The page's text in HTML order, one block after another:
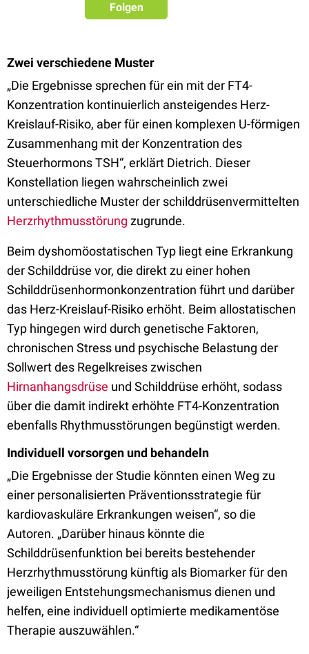
Folgen
Zwei verschiedene Muster
„Die Ergebnisse sprechen für ein mit der FT4-
Konzentration kontinuierlich ansteigendes Herz-
Kreislauf-Risiko, aber für einen komplexen U-förmigen
Zusammenhang mit der Konzentration des
Steuerhormons TSH“, erklärt Dietrich. Dieser
Konstellation liegen wahrscheinlich zwei
unterschiedliche Muster der schilddrüsenvermittelten
Herzrhythmusstörung zugrunde.
Beim dyshomöostatischen Typ liegt eine Erkrankung
der Schilddrüse vor, die direkt zu einer hohen
Schilddrüsenhormonkonzentration führt und darüber
das Herz-Kreislauf-Risiko erhöht. Beim allostatischen
Typ hingegen wird durch genetische Faktoren,
chronischen Stress und psychische Belastung der
Sollwert des Regelkreises zwischen
Hirnanhangsdrüse und Schilddrüse erhöht, sodass
über die damit indirekt erhöhte FT4-Konzentration
ebenfalls Rhythmusstörungen begünstigt werden.
Individuell vorsorgen und behandeln
„Die Ergebnisse der Studie könnten einen Weg zu
einer personalisierten Präventionsstrategie für
kardiovaskuläre Erkrankungen weisen“, so die
Autoren. „Darüber hinaus könnte die
Schilddrüsenfunktion bei bereits bestehender
Herzrhythmusstörung künftig als Biomarker für den
jeweiligen Entstehungsmechanismus dienen und
helfen, eine individuell optimierte medikamentöse
Therapie auszuwählen.“